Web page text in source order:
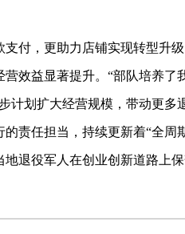
，更助力店铺实现转型升级
效益显著提升。“部队培养了
计划扩大经营规模，带动更多
任担当，持续更新着“全周
退役军人在创业创新道路上